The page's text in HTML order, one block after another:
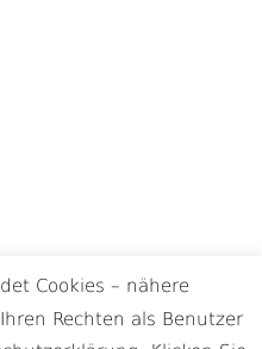
Cookies – nähere
Rechten als Benutzer